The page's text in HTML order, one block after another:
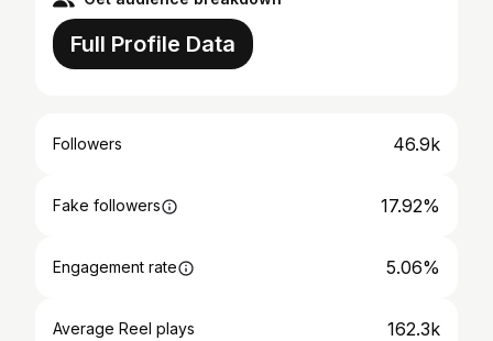
Full Profile Data
Followers 46.9k
Fake followers 17.92%
Engagement rate 5.06%
Average Reel plays 162.3k